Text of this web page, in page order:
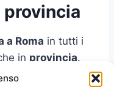
provincia
a Roma in tutti i
in provincia.
indica